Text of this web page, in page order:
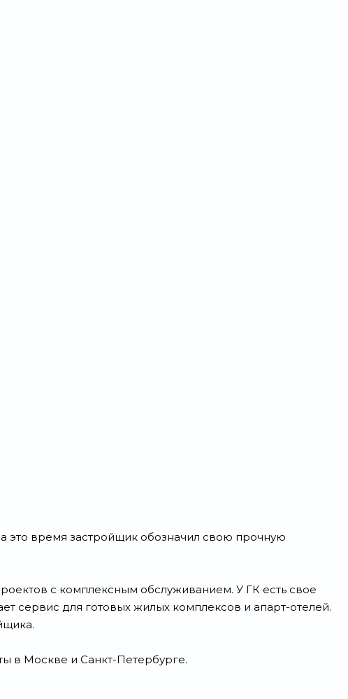
это время застройщик обозначил свою прочную
с комплексным обслуживанием. У ГК есть свое
сервис для готовых жилых комплексов и апарт-отелей.
в Москве и Санкт-Петербурге.